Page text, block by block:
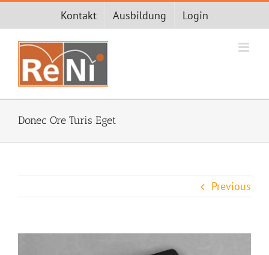
springen
Kontakt Ausbildung Login
Donec Ore Turis Eget
Previous